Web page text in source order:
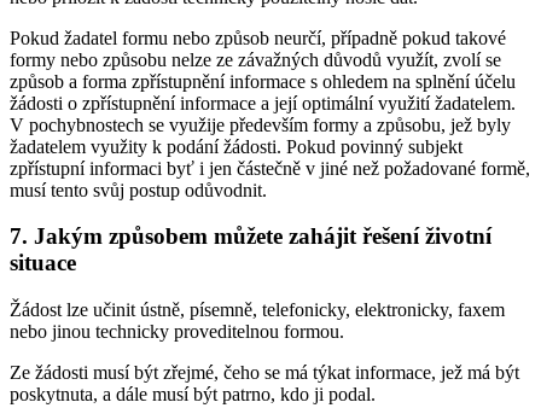
Pokud žadatel formu nebo způsob neurčí, případně pokud takové
formy nebo způsobu nelze ze závažných důvodů využít, zvolí se
způsob a forma zpřístupnění informace s ohledem na splnění účelu
žádosti o zpřístupnění informace a její optimální využití žadatelem.
V pochybnostech se využije především formy a způsobu, jež byly
žadatelem využity k podání žádosti. Pokud povinný subjekt
zpřístupní informaci byť i jen částečně v jiné než požadované formě,
musí tento svůj postup odůvodnit.
7. Jakým způsobem můžete zahájit řešení životní
situace
Žádost lze učinit ústně, písemně, telefonicky, elektronicky, faxem
nebo jinou technicky proveditelnou formou.
Ze žádosti musí být zřejmé, čeho se má týkat informace, jež má být
poskytnuta, a dále musí být patrno, kdo ji podal.